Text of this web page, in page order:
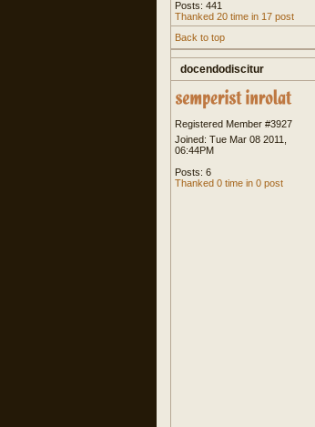
Posts: 441
Thanked 20 time in 17 post
Back to top
docendodiscitur
Registered Member #3927
Joined: Tue Mar 08 2011,
06:44PM
Posts: 6
Thanked 0 time in 0 post